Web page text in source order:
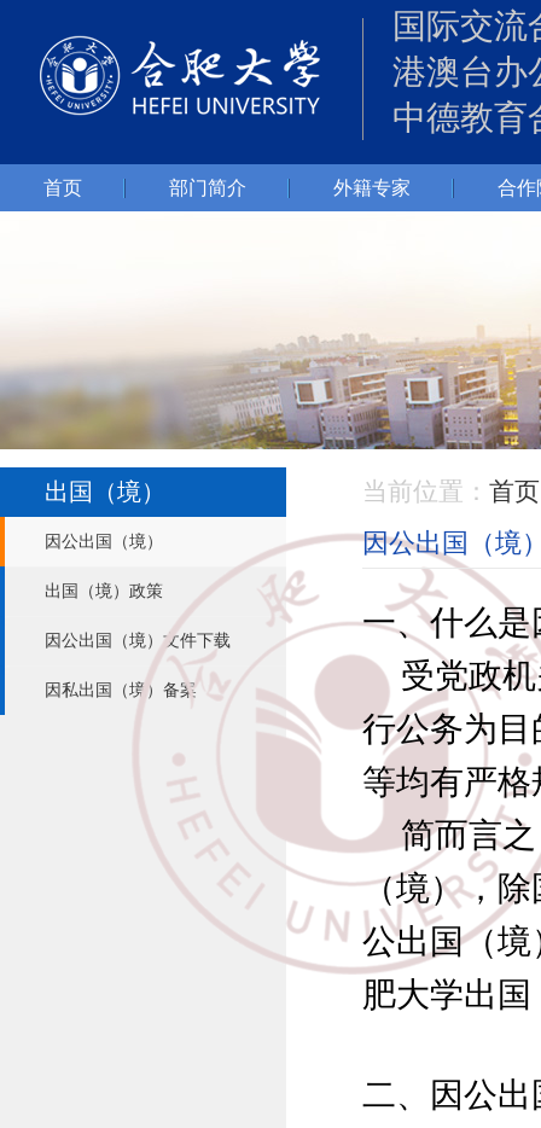
国际交流
港澳台办
中德教育
首页 部门简介 外籍专家 合作
出国（境）
因公出国（境）
出国（境）政策
因公出国（境）文件下载
因私出国（境）备案
当前位置： 首页
因公出国（境
一、什么
受党政
行公务为
等均有严
简而言
（境），
公出国（
肥大学出
二、因公